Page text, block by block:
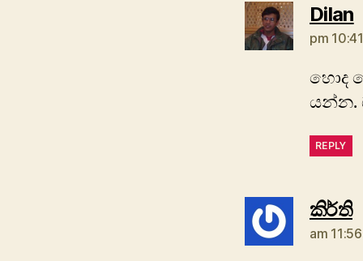
Dilan
pm
හොද
යන්න.
REPLY
කිර්ති
am